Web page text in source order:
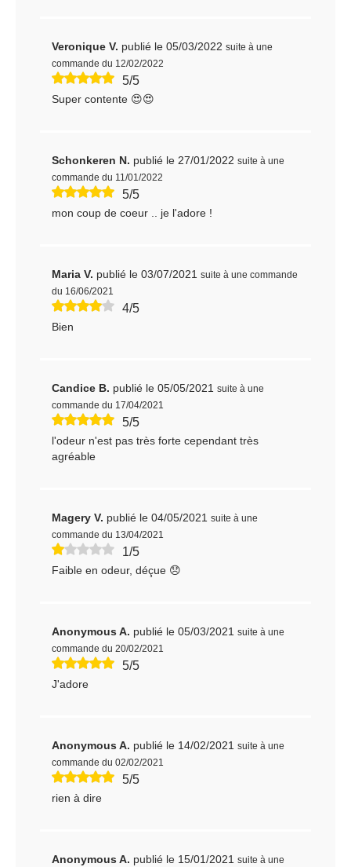
Veronique V. publié le 05/03/2022 suite à une
commande du 12/02/2022
5/5
Super contente 😍😍
Schonkeren N. publié le 27/01/2022 suite à une
commande du 11/01/2022
5/5
mon coup de coeur .. je l'adore !
Maria V. publié le 03/07/2021 suite à une commande
du 16/06/2021
4/5
Bien
Candice B. publié le 05/05/2021 suite à une
commande du 17/04/2021
5/5
l'odeur n'est pas très forte cependant très
agréable
Magery V. publié le 04/05/2021 suite à une
commande du 13/04/2021
1/5
Faible en odeur, déçue 😞
Anonymous A. publié le 05/03/2021 suite à une
commande du 20/02/2021
5/5
J'adore
Anonymous A. publié le 14/02/2021 suite à une
commande du 02/02/2021
5/5
rien à dire
Anonymous A. publié le 15/01/2021 suite à une